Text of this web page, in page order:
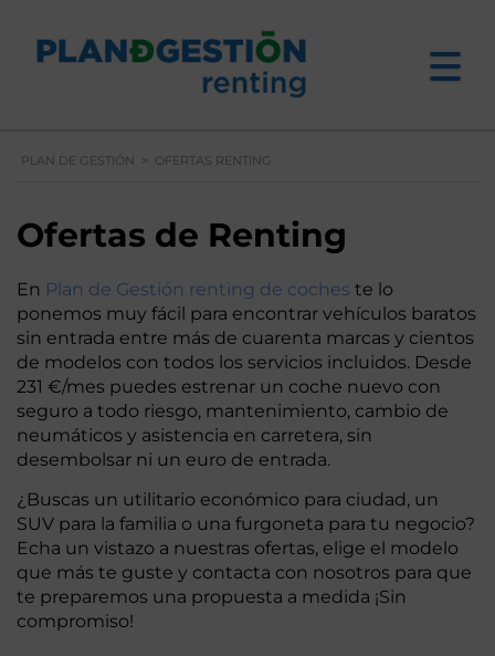
PLAN DE GESTIÓN > OFERTAS RENTING
Ofertas de Renting
En Plan de Gestión renting de coches te lo
ponemos muy fácil para encontrar vehículos baratos
sin entrada entre más de cuarenta marcas y cientos
de modelos con todos los servicios incluidos. Desde
231 €/mes puedes estrenar un coche nuevo con
seguro a todo riesgo, mantenimiento, cambio de
neumáticos y asistencia en carretera, sin
desembolsar ni un euro de entrada.
¿Buscas un utilitario económico para ciudad, un
SUV para la familia o una furgoneta para tu negocio?
Echa un vistazo a nuestras ofertas, elige el modelo
que más te guste y contacta con nosotros para que
te preparemos una propuesta a medida ¡Sin
compromiso!